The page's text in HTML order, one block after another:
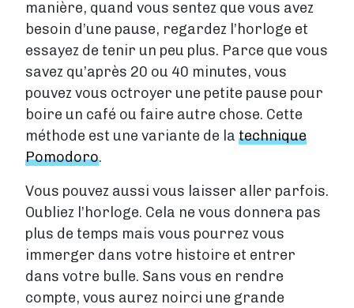
manière, quand vous sentez que vous avez
besoin d’une pause, regardez l’horloge et
essayez de tenir un peu plus. Parce que vous
savez qu’après 20 ou 40 minutes, vous
pouvez vous octroyer une petite pause pour
boire un café ou faire autre chose. Cette
méthode est une variante de la technique
Pomodoro.
Vous pouvez aussi vous laisser aller parfois.
Oubliez l’horloge. Cela ne vous donnera pas
plus de temps mais vous pourrez vous
immerger dans votre histoire et entrer
dans votre bulle. Sans vous en rendre
compte, vous aurez noirci une grande